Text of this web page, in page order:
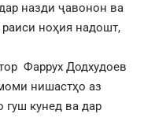
назди ҷавонон ва
ноҳия надошт,
Фаррух Додхудоев
нишастҳо аз
гуш кунед ва дар